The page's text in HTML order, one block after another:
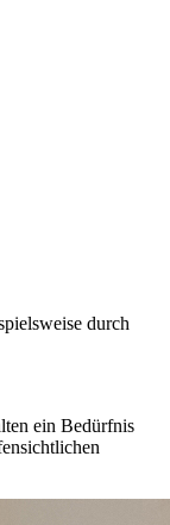
durch
ein Bedürfnis